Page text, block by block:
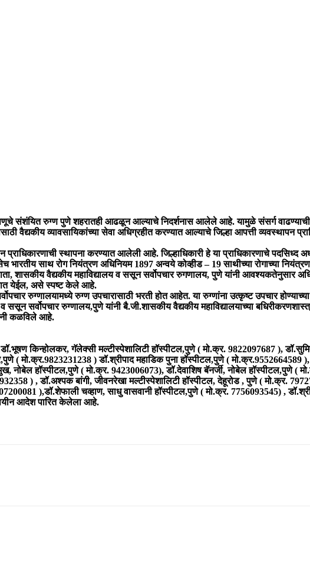
संशंयित रुग्ण पुणे शहरातही आढळून आल्याचे निदर्शनास आलेले आहे. यामुळे संसर्ग वाढण्याची
व्यावसायिकांच्या सेवा अधिग्रहीत करण्यात आल्याचे जिल्हा आपत्ती व्यवस्थापन
स्थापना करण्यात आलेली आहे. जिल्हाधिकारी हे या प्राधिकारणाचे पदसिध्द
साथ रोग नियंत्रण अधिनियम 1897 अन्वये कोव्हीड – 19 साथीच्या रोगाच्या
शासकीय वैद्यकीय महाविद्यालय व ससून सर्वोपचार रुगणालय, पुणे यांनी आवश्यकतेनुसार
येईल, असे स्पष्ट केले आहे.
रुग्णालयामध्ये रुग्ण उपचारासाठी भरती होत आहेत. या रुग्णांना उत्कृष्ट उपचार
सर्वोपचार रुग्णालय,पुणे यांनी बै.जी.शासकीय वैद्यकीय महाविद्यालयाच्या
कळविले आहे.
डॉ.भूषण किन्होलकर, गॅलेक्सी मल्टीस्पेशालिटी हॉस्पीटल,पुणे ( मो.क्र. 9822097687 ),
( मो.क्र.9823231238 ) डॉ.श्रीपाद महाडिक पुना हॉस्पीटल,पुणे ( मो.क्र.9552664589
नोबेल हॉस्पीटल,पुणे ( मो.क्र. 9423006073), डॉ.देवाशिष बॅनर्जी, नोबेल हॉस्पीटल,पुणे (
) , डॉ.अश्पक बांगी, जीवनरेखा मल्टीस्पेशालिटी हॉस्पीटल, देहूरोड , पुणे ( मो.क्र.
),डॉ.शेफाली चव्हाण, साधु वासवानी हॉस्पीटल,पुणे ( मो.क्र. 7756093545) ,
आदेश पारित केलेला आहे.